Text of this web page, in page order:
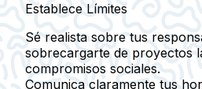
Establece Límites
Sé realista sobre tus
sobrecargarte de proyectos
compromisos sociales.
Comunica claramente tus